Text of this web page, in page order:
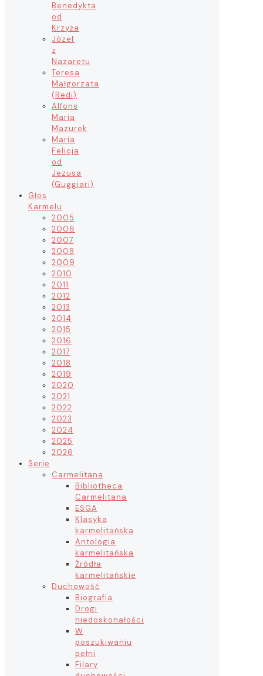
Benedykta
od
Krzyża
Józef
z
Nazaretu
Teresa
Małgorzata
(Redi)
Alfons
Maria
Mazurek
Maria
Felicja
od
Jezusa
(Guggiari)
Głos
Karmelu
2005
2006
2007
2008
2009
2010
2011
2012
2013
2014
2015
2016
2017
2018
2019
2020
2021
2022
2023
2024
2025
2026
Serie
Carmelitana
Bibliotheca
Carmelitana
ESGA
Klasyka
karmelitańska
Antologia
karmelitańska
Źródła
karmelitańskie
Duchowość
Biografia
Drogi
niedoskonałości
W
poszukiwaniu
pełni
Filary